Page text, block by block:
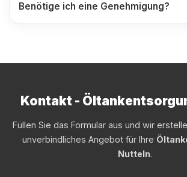
Benötige ich eine Genehmigung?
Kontakt -
Füllen Sie das Formular aus und wir
unverbindliches Angebot für Ihre
Nutteln.